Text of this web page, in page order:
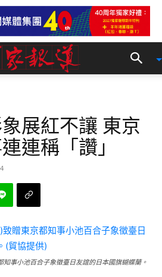
展紅不讓 東京
連稱「讚」
知事小池百合子象徵臺日友誼的日本國旗蝴蝶蘭。